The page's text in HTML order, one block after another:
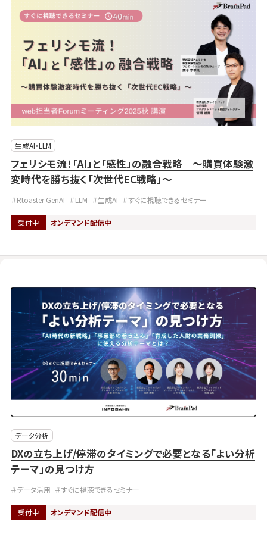
生成AI・LLM
フェリシモ流！「AI」と「感性」の融合戦略 〜購買体験激
変時代を勝ち抜く「次世代EC戦略」〜
＃Rtoaster GenAI ＃LLM ＃生成AI ＃すぐに視聴できるセミナー
受付中 オンデマンド配信中
データ分析
DXの立ち上げ/停滞のタイミングで必要となる「よい分析
テーマ」の見つけ方
＃データ活用 ＃すぐに視聴できるセミナー
受付中 オンデマンド配信中